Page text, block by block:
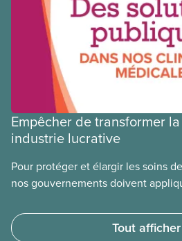
Empêcher de transformer
industrie lucrative
Pour protéger et élargir les soins
nos gouvernements doivent
à des services privés à but lucratif.
soins doit dépendre des besoins
Tout afficher